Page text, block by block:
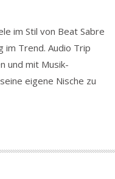
im Stil von Beat Sabre
im Trend. Audio Trip
und mit Musik-
eigene Nische zu